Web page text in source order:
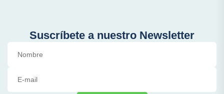
Suscríbete a nuestro Newsletter